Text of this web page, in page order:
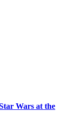
Wars at the